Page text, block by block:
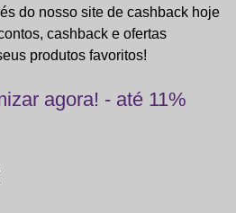
do nosso site de cashback hoje
cashback e ofertas
produtos favoritos!
agora! - até 11%